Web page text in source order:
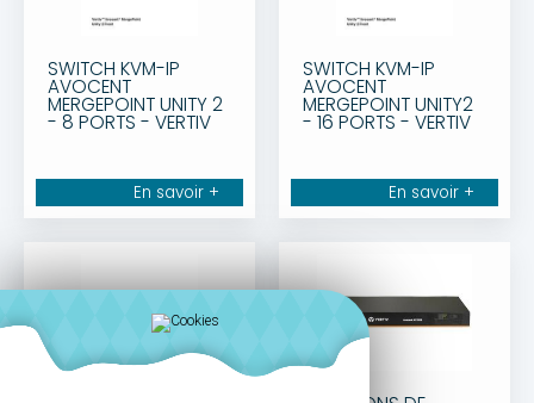
SWITCH KVM-IP
AVOCENT
MERGEPOINT UNITY 2
- 8 PORTS - VERTIV
En savoir +
SWITCH KVM-IP
AVOCENT
MERGEPOINT UNITY2
- 16 PORTS - VERTIV
En savoir +